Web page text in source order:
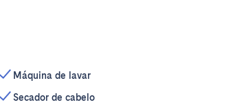
Máquina de lavar
Secador de cabelo